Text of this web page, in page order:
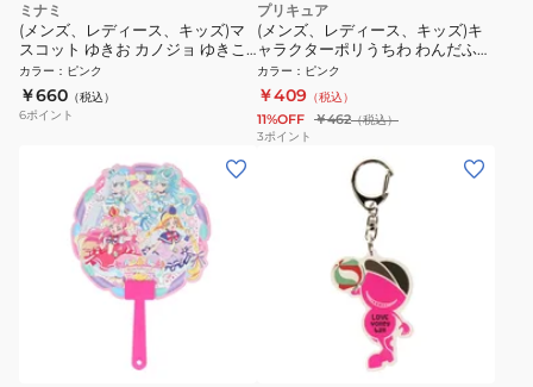
ミナミ
(メンズ、レディース、キッズ)マ
スコット ゆきお カノジョ ゆきこ
AMS001 ユキコ
カラー ： ピンク
￥660 （税込）
6ポイント
プリキュア
(メンズ、レディース、キッズ)キ
ャラクターポリうちわ わんだふる
ぷりきゅあ! NT 4071
カラー ： ピンク
￥409 （税込）
11%OFF ￥462（税込）
3ポイント